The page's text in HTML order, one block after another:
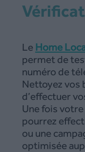
Le Home
permet de
numéro de
Nettoyez vos
d’effectuer
Une fois
pourrez
ou une
optimisée